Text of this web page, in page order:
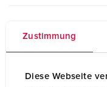
Zustimmung
Diese Webseite
Technische
3KRAFT®